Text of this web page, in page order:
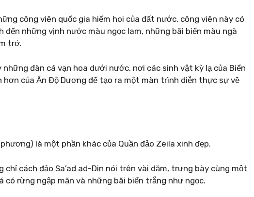
công viên quốc gia hiếm hoi của đất nước, công viên này có
những vịnh nước màu ngọc lam, những bãi biển màu ngà
trở.
đàn cá vạn hoa dưới nước, nơi các sinh vật kỳ lạ của Biển
của Ấn Độ Dương để tạo ra một màn trình diễn thực sự về
là một phần khác của Quần đảo Zeila xinh đẹp.
chỉ cách đảo Sa’ad ad-Din nói trên vài dặm, trưng bày cùng một
rừng ngập mặn và những bãi biển trắng như ngọc.